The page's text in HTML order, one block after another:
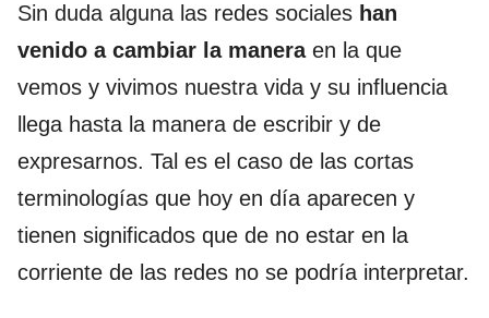
Sin duda alguna las redes sociales han
venido a cambiar la manera en la que
vemos y vivimos nuestra vida y su influencia
llega hasta la manera de escribir y de
expresarnos. Tal es el caso de las cortas
terminologías que hoy en día aparecen y
tienen significados que de no estar en la
corriente de las redes no se podría interpretar.